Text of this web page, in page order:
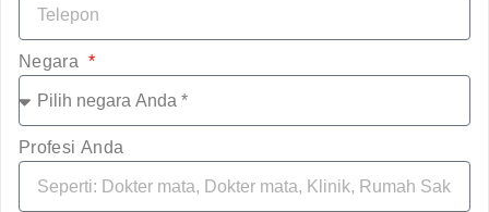
Negara
Profesi Anda